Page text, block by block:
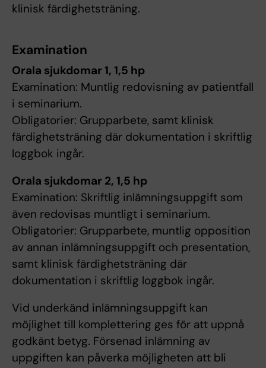
klinisk färdighetsträning.
Examination
Orala sjukdomar 1, 1,5 hp
Examination: Muntlig redovisning av patientfall
i seminarium.
Obligatorier: Grupparbete, samt klinisk
färdighetsträning där dokumentation i skriftlig
loggbok ingår.
Orala sjukdomar 2, 1,5 hp
Examination: Skriftlig inlämningsuppgift som
även redovisas muntligt i seminarium.
Obligatorier: Grupparbete, muntlig opposition
av annan inlämningsuppgift och presentation,
samt klinisk färdighetsträning där
dokumentation i skriftlig loggbok ingår.
Vid underkänd inlämningsuppgift kan
möjlighet till komplettering ges för att uppnå
godkänt betyg. Försenad inlämning av
uppgiften kan påverka möjligheten att bli